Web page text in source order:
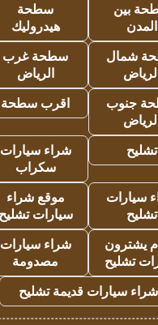
بين
المدن
سطحة
هيدروليك
شمال
سطحة غرب
الرياض
جنوب
اقرب سطحة
تشليح
شراء سيارات
سكراب
سيارات
تشليح
موقع شراء
سيارات تشليح
يشترون
تشليح
شراء سيارات
مصدومة
شراء سيارات قديمة تشليح